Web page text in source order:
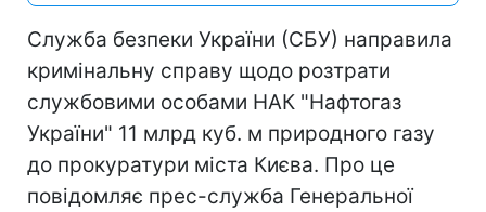
Служба безпеки України (СБУ) направила
кримінальну справу щодо розтрати
службовими особами НАК "Нафтогаз
України" 11 млрд куб. м природного газу
до прокуратури міста Києва. Про це
повідомляє прес-служба Генеральної